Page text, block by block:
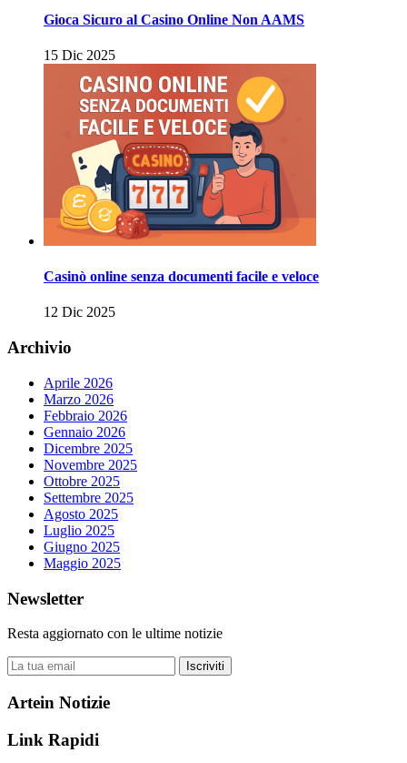
Gioca Sicuro al Casino Online Non AAMS
15 Dic 2025
Casinò online senza documenti facile e veloce
12 Dic 2025
Archivio
Aprile 2026
Marzo 2026
Febbraio 2026
Gennaio 2026
Dicembre 2025
Novembre 2025
Ottobre 2025
Settembre 2025
Agosto 2025
Luglio 2025
Giugno 2025
Maggio 2025
Newsletter
Resta aggiornato con le ultime notizie
Iscriviti
Artein Notizie
Link Rapidi